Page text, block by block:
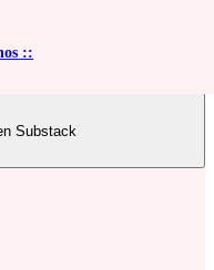
::
Substack